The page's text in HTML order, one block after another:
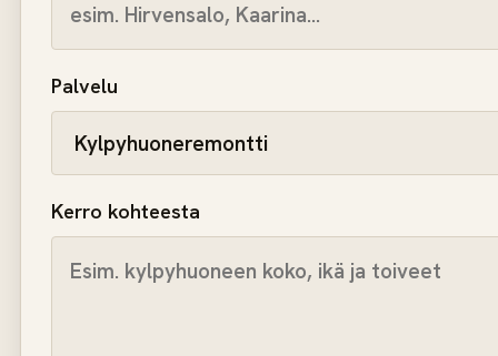
Palvelu
Kerro kohteesta